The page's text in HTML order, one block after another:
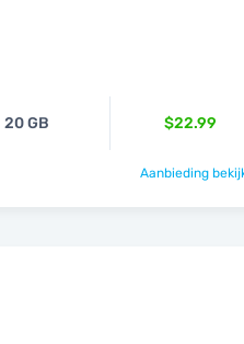
20 GB $22.99
Aanbieding